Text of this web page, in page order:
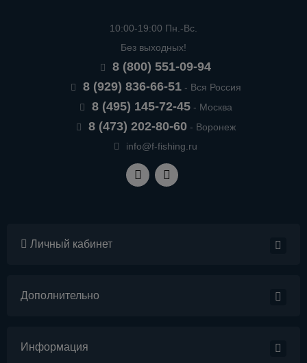
10:00-19:00 Пн.-Вс.
Без выходных!
8 (800) 551-09-94
8 (929) 836-66-51- Вся Россия
8 (495) 145-72-45- Москва
8 (473) 202-80-60- Воронеж
info@f-fishing.ru
Личный кабинет
Дополнительно
Информация